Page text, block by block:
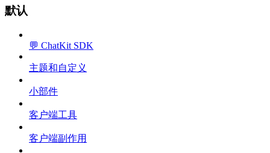
默认
💬 ChatKit SDK
主题和自定义
小部件
客户端工具
客户端副作用